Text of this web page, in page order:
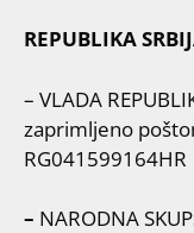
REPUBLIKA
– VLADA
zaprimljeno
RG041599164HR
– NARODNA